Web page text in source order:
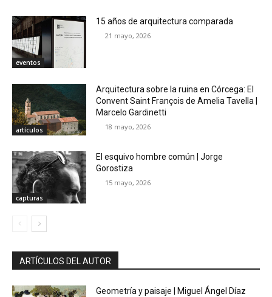
eventos
15 años de arquitectura comparada
21 mayo, 2026
artículos
Arquitectura sobre la ruina en Córcega: El
Convent Saint François de Amelia Tavella |
Marcelo Gardinetti
18 mayo, 2026
capturas
El esquivo hombre común | Jorge
Gorostiza
15 mayo, 2026
ARTÍCULOS DEL AUTOR
Geometría y paisaje | Miguel Ángel Díaz